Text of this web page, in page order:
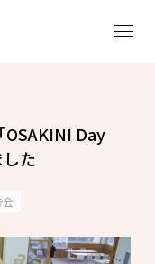
OSAKINI Day
た
会